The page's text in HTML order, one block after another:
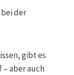
bei der
gibt es
aber auch